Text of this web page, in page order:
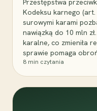
Przestępstwa
Kodeksu karnego
surowymi karami
nawiązką do 10 mln
karalne, co zmieniła
sprawie pomaga
8 min czytania